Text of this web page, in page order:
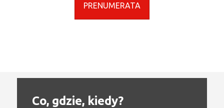
PRENUMERATA
Co, gdzie, kiedy?